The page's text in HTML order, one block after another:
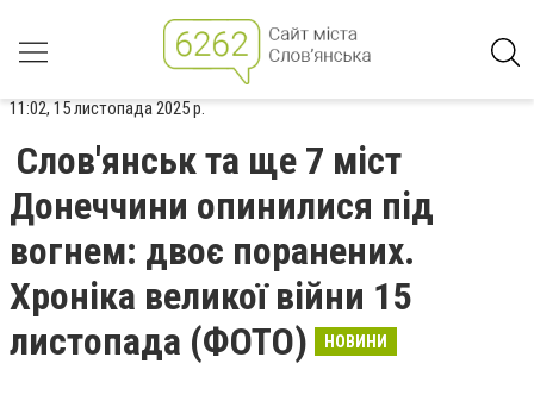
11:02, 15 листопада 2025 р.
Слов'янськ та ще 7 міст
Донеччини опинилися під
вогнем: двоє поранених.
Хроніка великої війни 15
листопада (ФОТО)
НОВИНИ